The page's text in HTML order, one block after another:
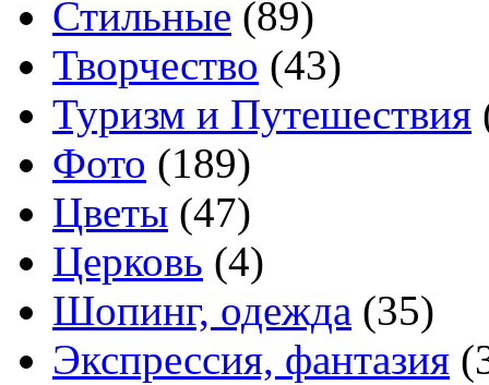
Стильные (89)
Творчество (43)
Туризм и Путешествия
Фото (189)
Цветы (47)
Церковь (4)
Шопинг, одежда (35)
Экспрессия, фантазия